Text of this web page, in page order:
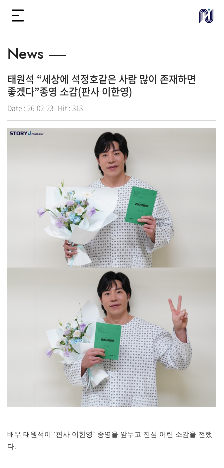
News
태원석 “세상에 석정호같은 사람 많이 존재하면
좋겠다”종영 소감(판사 이한영)
Date : 26-02-23 Hit : 313
배우 태원석이 ‘판사 이한영’ 종영을 앞두고 진심 어린 소감을 전했
다.